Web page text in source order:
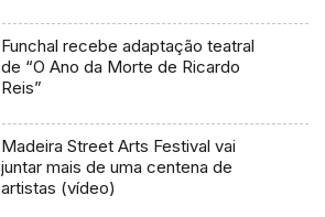
Funchal recebe adaptação teatral
de “O Ano da Morte de Ricardo
Reis”
Madeira Street Arts Festival vai
juntar mais de uma centena de
artistas (vídeo)